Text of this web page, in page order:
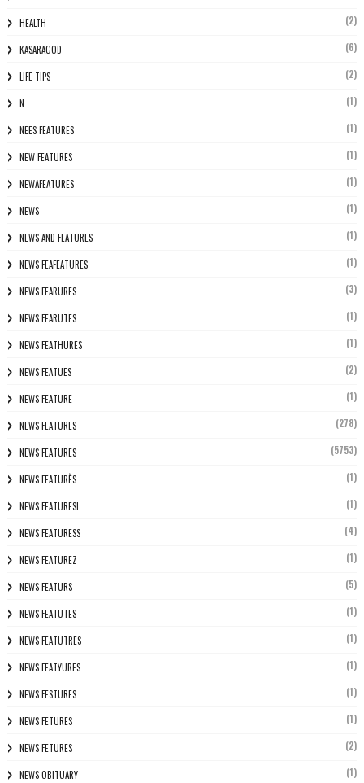
HEALTH (2)
KASARAGOD (6)
LIFE TIPS (2)
N (1)
NEES FEATURES (1)
NEW FEATURES (1)
NEWAFEATURES (1)
NEWS (1)
NEWS AND FEATURES (1)
NEWS FEAFEATURES (1)
NEWS FEARURES (3)
NEWS FEARUTES (1)
NEWS FEATHURES (1)
NEWS FEATUES (2)
NEWS FEATURE (1)
NEWS FEATURES (278)
NEWS FEATURES (5753)
NEWS FEATURÈS (1)
NEWS FEATURESL (1)
NEWS FEATURESS (4)
NEWS FEATUREZ (1)
NEWS FEATURS (5)
NEWS FEATUTES (1)
NEWS FEATUTRES (1)
NEWS FEATYURES (1)
NEWS FESTURES (1)
NEWS FETURES (1)
NEWS FETURES (2)
NEWS OBITUARY (1)